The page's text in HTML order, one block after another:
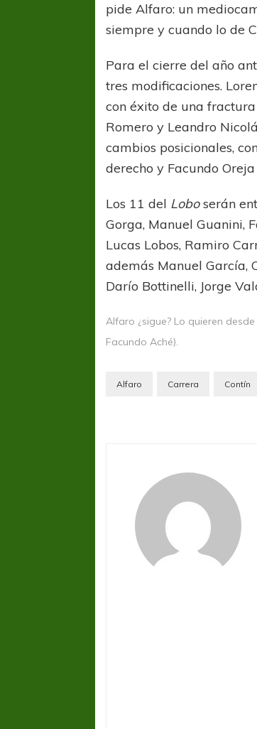
pide Alfaro: un
siempre y cuando lo de
Para el cierre del año
tres modificaciones.
con éxito de una
Romero y Leandro
cambios posicionales,
derecho y Facundo
Los 11 del Loboserán
Gorga, Manuel Guanini,
Lucas Lobos, Ramiro
además Manuel García,
Darío Bottinelli, Jorge
Alfaro ¿sigue? Lo quieren
Facundo Aché).
Alfaro Carrera Contín